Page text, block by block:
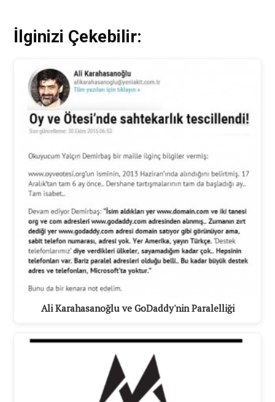
İlginizi Çekebilir:
Ali Karahasanoğlu ve GoDaddy'nin Paralelliği